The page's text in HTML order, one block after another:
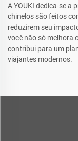
A YOUKI dedica-se a
chinelos são feitos
reduzirem seu
você não só melhora
contribui para um
viajantes modernos.